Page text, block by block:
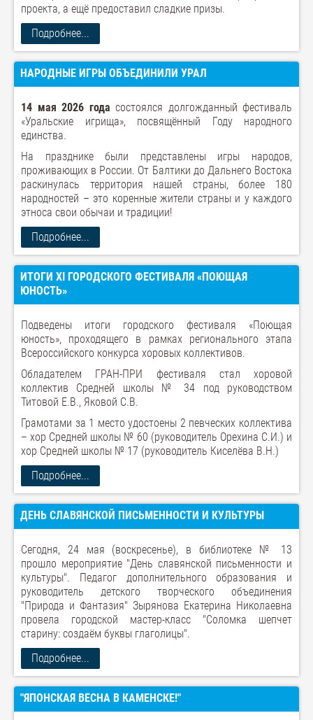
проекта, а ещё предоставил сладкие призы.
Подробнее...
НАРОДНЫЕ ИГРЫ ОБЪЕДИНИЛИ УРАЛ
14 мая 2026 года состоялся долгожданный фестиваль
«Уральские игрища», посвящённый Году народного
единства.
На празднике были представлены игры народов,
проживающих в России. От Балтики до Дальнего Востока
раскинулась территория нашей страны, более 180
народностей – это коренные жители страны и у каждого
этноса свои обычаи и традиции!
Подробнее...
ИТОГИ XI ГОРОДСКОГО ФЕСТИВАЛЯ «ПОЮЩАЯ
ЮНОСТЬ»
Подведены итоги городского фестиваля «Поющая
юность», проходящего в рамках регионального этапа
Всероссийского конкурса хоровых коллективов.
Обладателем ГРАН-ПРИ фестиваля стал хоровой
коллектив Средней школы № 34 под руководством
Титовой Е.В., Яковой С.В.
Грамотами за 1 место удостоены 2 певческих коллектива
– хор Средней школы № 60 (руководитель Орехина С.И.) и
хор Средней школы № 17 (руководитель Киселёва В.Н.)
Подробнее...
ДЕНЬ СЛАВЯНСКОЙ ПИСЬМЕННОСТИ И КУЛЬТУРЫ
Сегодня, 24 мая (воскресенье), в библиотеке № 13
прошло мероприятие "День славянской письменности и
культуры". Педагог дополнительного образования и
руководитель детского творческого объединения
"Природа и Фантазия" Зырянова Екатерина Николаевна
провела городской мастер-класс "Соломка шепчет
старину: создаём буквы глаголицы".
Подробнее...
"ЯПОНСКАЯ ВЕСНА В КАМЕНСКЕ!"